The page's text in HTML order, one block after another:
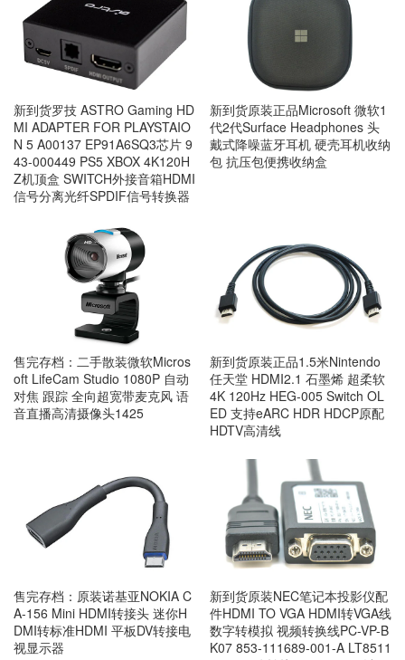
新到货罗技 ASTRO Gaming HD
MI ADAPTER FOR PLAYSTAIO
N 5 A00137 EP91A6SQ3芯片 9
43-000449 PS5 XBOX 4K120H
Z机顶盒 SWITCH外接音箱HDMI
信号分离光纤SPDIF信号转换器
新到货原装正品Microsoft 微软1
代2代Surface Headphones 头
戴式降噪蓝牙耳机 硬壳耳机收纳
包 抗压包便携收纳盒
售完存档：二手散装微软Micros
oft LifeCam Studio 1080P 自动
对焦 跟踪 全向超宽带麦克风 语
音直播高清摄像头1425
新到货原装正品1.5米Nintendo
任天堂 HDMI2.1 石墨烯 超柔软
4K 120Hz HEG-005 Switch OL
ED 支持eARC HDR HDCP原配
HDTV高清线
售完存档：原装诺基亚NOKIA C
A-156 Mini HDMI转接头 迷你H
DMI转标准HDMI 平板DV转接电
视显示器
新到货原装NEC笔记本投影仪配
件HDMI TO VGA HDMI转VGA线
数字转模拟 视频转换线PC-VP-B
K07 853-111689-001-A LT8511